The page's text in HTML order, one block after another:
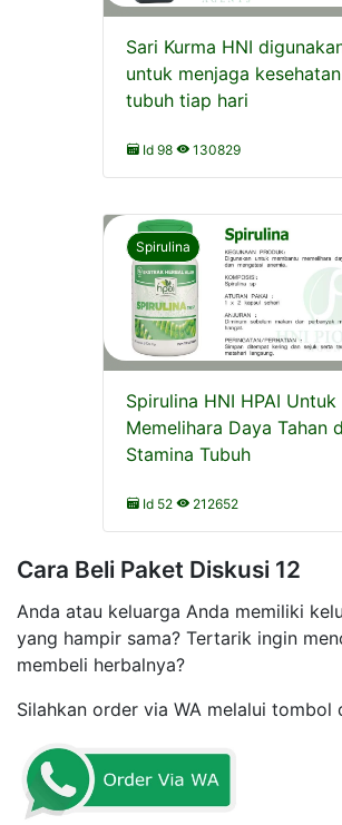
Sari Kurma HNI
untuk menjaga kesehatan
tubuh tiap hari
Id 98 130829
Spirulina
Spirulina HNI HPAI Untuk
Memelihara Daya Tahan
Stamina Tubuh
Id 52 212652
Cara Beli Paket Diskusi 12
Anda atau keluarga Anda memiliki
yang hampir sama? Tertarik ingin
membeli herbalnya?
Silahkan order via WA melalui tombol